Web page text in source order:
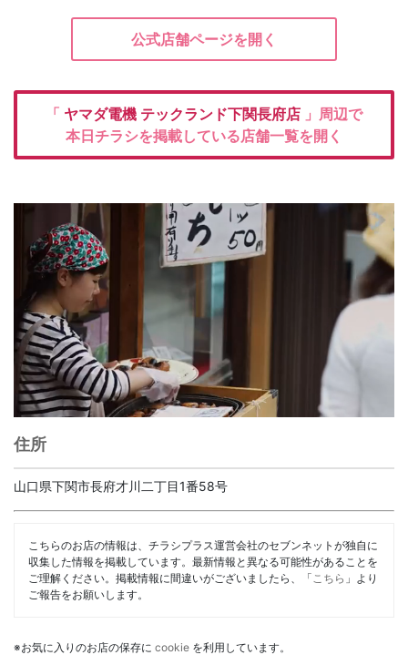
公式店舗ページを開く
「 ヤマダ電機 テックランド下関長府店 」周辺で
本日チラシを掲載している店舗一覧を開く
住所
山口県下関市長府才川二丁目1番58号
こちらのお店の情報は、チラシプラス運営会社のセブンネットが独自に
収集した情報を掲載しています。最新情報と異なる可能性があることを
ご理解ください。掲載情報に間違いがございましたら、「 こちら 」より
ご報告をお願いします。
※お気に入りのお店の保存に cookie を利用しています。